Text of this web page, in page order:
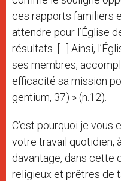
ces rapports familiers
attendre pour l’Église
résultats. […] Ainsi,
ses membres,
efficacité sa mission
gentium, 37) » (n.12).
C’est pourquoi je vous
votre travail quotidien,
davantage, dans cette
religieux et prêtres de